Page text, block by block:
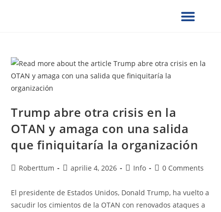
Trump abre otra crisis en la
OTAN y amaga con una salida
que finiquitaría la organización
Roberttum aprilie 4, 2026 Info 0 Comments
El presidente de Estados Unidos, Donald Trump, ha vuelto a
sacudir los cimientos de la OTAN con renovados ataques a